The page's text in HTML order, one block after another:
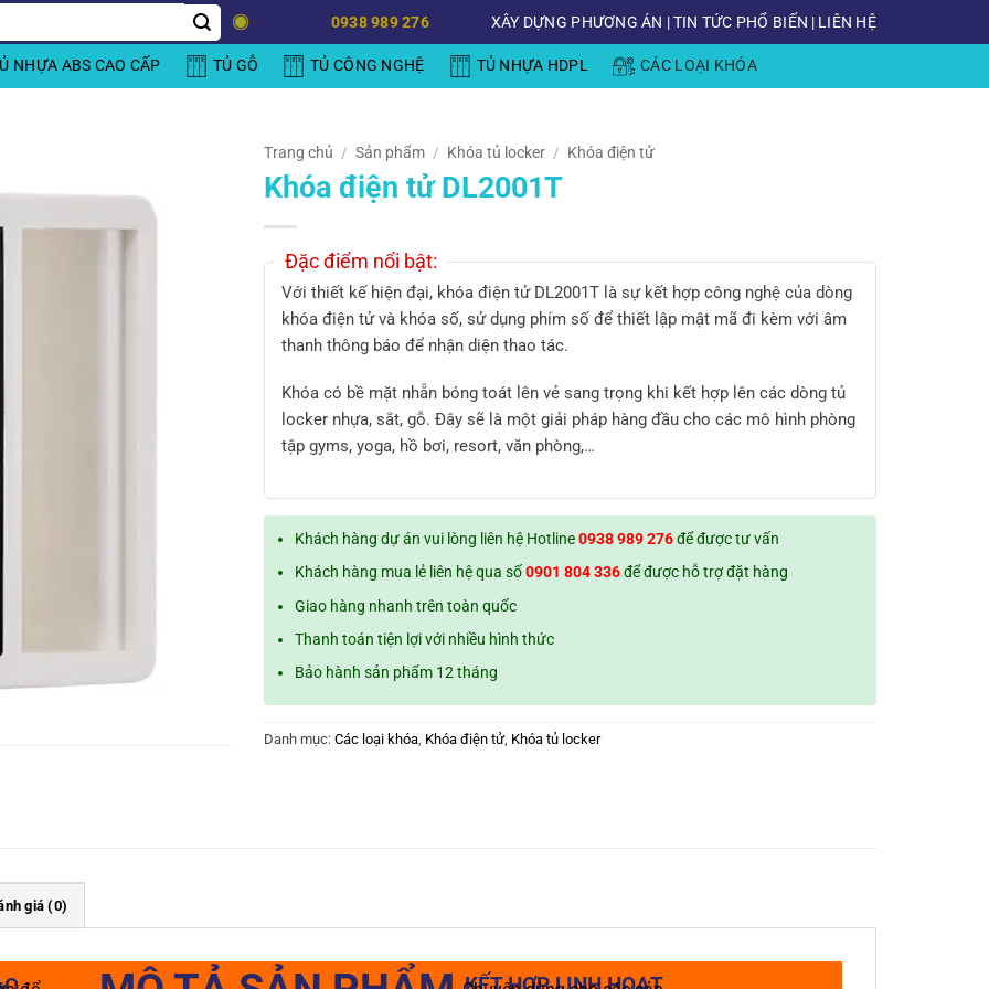
0938 989 276 XÂY DỰNG PHƯƠNG ÁN |TIN TỨC PHỔ BIẾN | LIÊN HỆ
NHỰA ABS CAO CẤP TỦ GỖ TỦ CÔNG NGHỆ TỦ NHỰA HDPL CÁC LOẠI KHÓA
Trang chủ / Sản phẩm / Khóa tủ locker / Khóa điện tử
Khóa điện tử DL2001T
Đặc điểm nổi bật:
Với thiết kế hiện đại, khóa điện tử DL2001T là sự kết hợp công nghệ của dòng
khóa điện tử và khóa số, sử dụng phím số để thiết lập mật mã đi kèm với âm
thanh thông báo để nhận diện thao tác.
Khóa có bề mặt nhẵn bóng toát lên vẻ sang trọng khi kết hợp lên các dòng tủ
locker nhựa, sắt, gỗ. Đây sẽ là một giải pháp hàng đầu cho các mô hình phòng
tập gyms, yoga, hồ bơi, resort, văn phòng,…
Khách hàng dự án vui lòng liên hệ Hotline0938 989 276để được tư vấn
Khách hàng mua lẻ liên hệ qua số0901 804 336để được hỗ trợ đặt hàng
Giao hàng nhanh trên toàn quốc
Thanh toán tiện lợi với nhiều hình thức
Bảo hành sản phẩm 12 tháng
Danh mục: Các loại khóa Khóa điện tử, Khóa tủ locker
giá (0)